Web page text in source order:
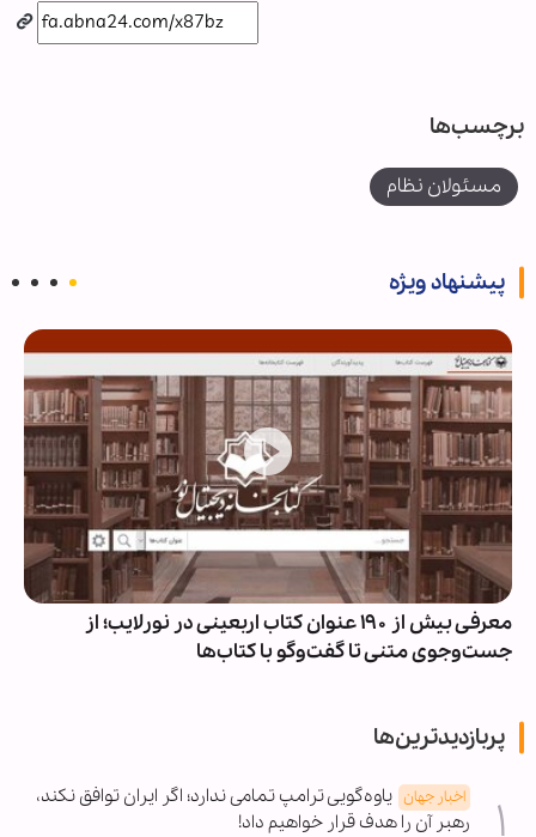
برچسب‌ها
مسئولان نظام
پیشنهاد ویژه
معرفی بیش از ۱۹۰ عنوان کتاب اربعینی در نورلایب؛ از
جست‌وجوی متنی تا گفت‌وگو با کتاب‌ها
پربازدیدترین‌ها
اخبار جهان یاوه‌گویی ترامپ تمامی ندارد؛ اگر ایران توافق نکند،
رهبر آن را هدف قرار خواهیم داد!